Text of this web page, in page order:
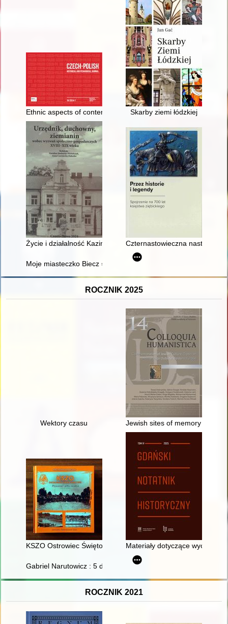
Ethnic aspects of contemporary education of children and
Skarby ziemi łódzkiej
Życie i działalność Kazimierza Stanisława Walewskiego
Czternastowieczna nastawa
Moje miasteczko Biecz = Mayn shṭeṭl Bayṭsh : spacer
ROCZNIK 2025
Wektory czasu Jewish sites of memory in
KSZO Ostrowiec Świętokrzyski : pływanie i piłka wodna :
Materiały dotyczące
Gabriel Narutowicz : 5 dni i jedno przesłanie
ROCZNIK 2021